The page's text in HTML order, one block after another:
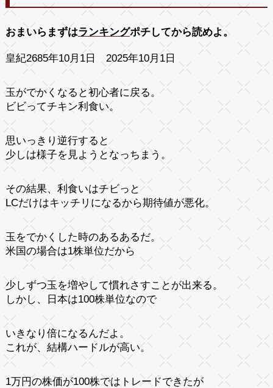
おまいらまずはランキングポチしてから読めよ。
皇紀2685年10月1日 2025年10月1日
玉がでかくなると初心者に戻る。
ビビってチキン利食い。
思いっきり逆行すると
少しは様子を見ようとなっちまう。
その結果、利食いはチビっと
LCだけはキッチリになるから期待値が悪化。
玉をでかくした時のあるあるだ。
米国の場合は1株単位だから
少しずつ玉を増やして慣れさすことが出来る。
しかし、日本は100株単位なので
いきなり倍になるんだよ。
これが、結構ハードルが高い。
1万円の株価が100株ではトレードできたが